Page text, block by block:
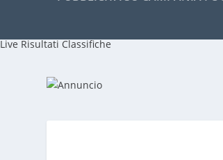
Live Risultati Classifiche